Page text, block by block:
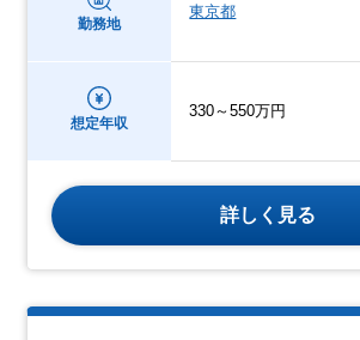
勤務地
東京都
想定年収
330～550万円
詳しく見る